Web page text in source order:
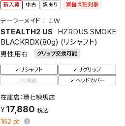
新入荷 中古 訳あり 買替え割対象
テーラーメイド １Ｗ
STEALTH2 US
HZRDUS SMOKE
BLACKRDX(80g) (リシャフト)
男性用右 グリップ交換可能
リシャフト
リグリップ
付属品
ヘッドカバー
在庫店：環七練馬店
17,880 税込
162 pt